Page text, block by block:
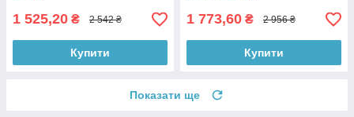
1 525,20 ₴ 2 542 ₴
Купити
1 773,60 ₴ 2 956 ₴
Купити
Показати ще